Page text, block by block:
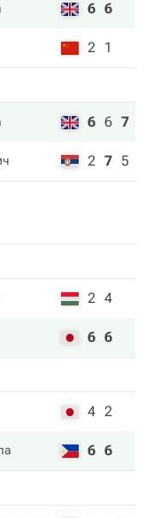
6 6
2 1
6 6 7
2 7 5
2 4
6 6
4 2
6 6